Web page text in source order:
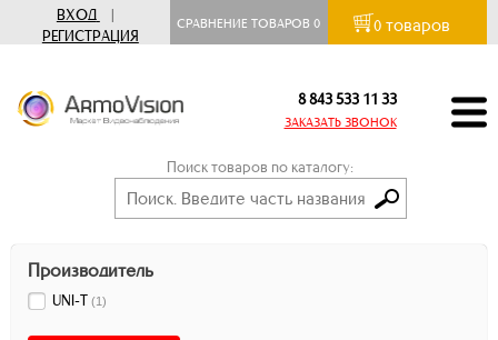
ВХОД
|
РЕГИСТРАЦИЯ
СРАВНЕНИЕ ТОВАРОВ0 0 товаров
8 843 533 11 33
ЗАКАЗАТЬ ЗВОНОК
Поиск товаров по каталогу:
Производитель
UNI-T (1)